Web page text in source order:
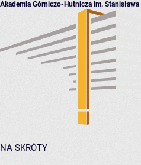
Akademia Górniczo-Hutnicza im.
NA SKRÓTY